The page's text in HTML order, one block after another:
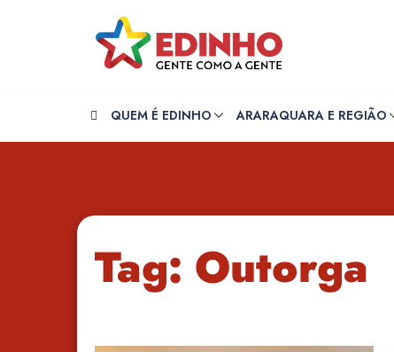
QUEM É EDINHO ARARAQUARA E REGIÃO
Tag: Outorga